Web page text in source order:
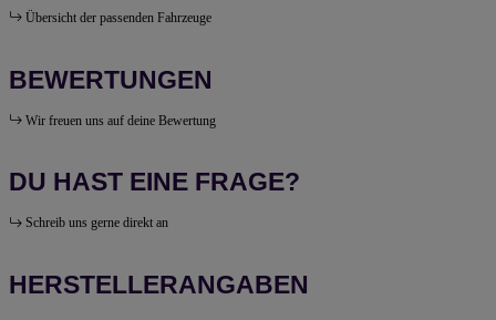
Übersicht der passenden Fahrzeuge
BEWERTUNGEN
Wir freuen uns auf deine Bewertung
DU HAST EINE FRAGE?
Schreib uns gerne direkt an
HERSTELLERANGABEN